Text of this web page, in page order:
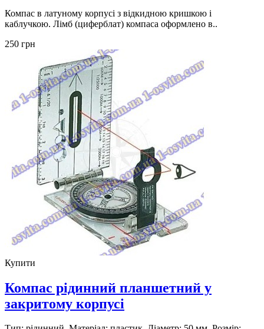
Компас в латуному корпусі з відкидною кришкою і
каблучкою. Лімб (циферблат) компаса оформлено в..
250 грн
Купити
Компас рідинний планшетний у
закритому корпусі